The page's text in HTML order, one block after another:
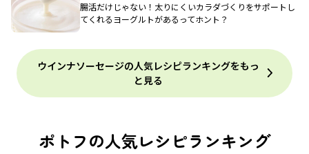
腸活だけじゃない！太りにくいカラダづくりをサポートし
てくれるヨーグルトがあるってホント？
ウインナソーセージの人気レシピランキングをもっ
と見る
ポトフの人気レシピランキング